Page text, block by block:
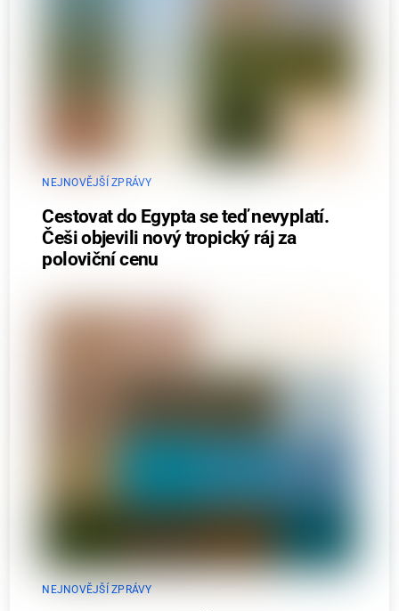
NEJNOVĚJŠÍ ZPRÁVY
Cestovat do Egypta se teď nevyplatí.
Češi objevili nový tropický ráj za
poloviční cenu
NEJNOVĚJŠÍ ZPRÁVY